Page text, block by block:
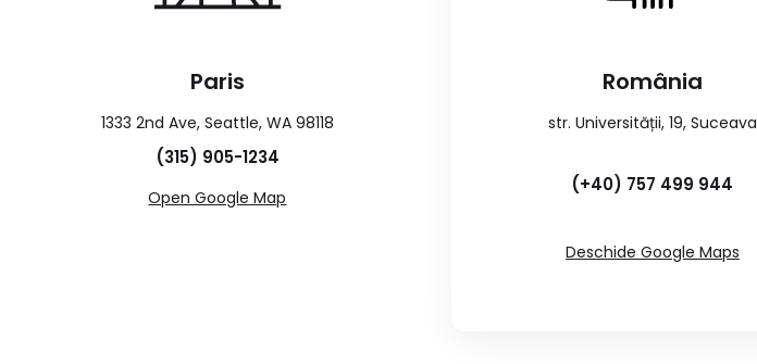
Paris
1333 2nd Ave, Seattle, WA 98118
(315) 905-1234
Open Google Map
România
str. Universității, 19, Suceava
(+40) 757 499 944
Deschide Google Maps